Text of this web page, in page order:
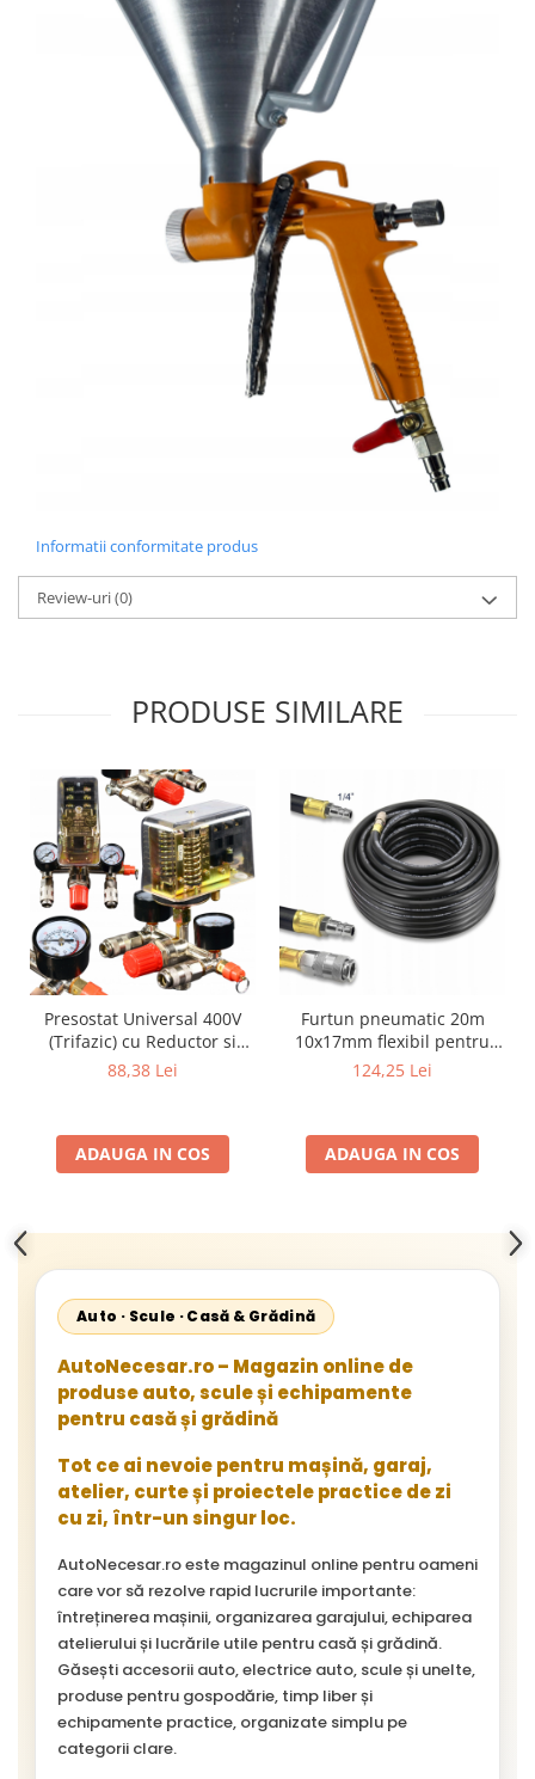
Informatii conformitate produs
Review-uri(0)
PRODUSE SIMILARE
Presostat Universal 400V
(Trifazic) cu Reductor si
Colector Complet pentru
88,38 Lei
ADAUGA IN COS
Furtun pneumatic 20m
10x17mm flexibil pentru
compresor rezistent la ulei124,25 Lei
ADAUGA IN COS
Auto · Scule · Casă & Grădină
AutoNecesar.ro – Magazin online de
produse auto, scule și echipamente
pentru casă și grădină
Tot ce ai nevoie pentru mașină, garaj,
atelier, curte și proiectele practice de zi
cu zi, într-un singur loc.
AutoNecesar.ro este magazinul online pentru oameni
care vor să rezolve rapid lucrurile importante:
întreținerea mașinii, organizarea garajului, echiparea
atelierului și lucrările utile pentru casă și grădină.
Găsești accesorii auto, electrice auto, scule și unelte,
produse pentru gospodărie, timp liber și
echipamente practice, organizate simplu pe
categorii clare.